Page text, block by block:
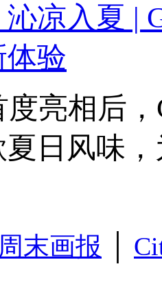
凉入夏 |
体验
度亮相后
日风味
周末画报